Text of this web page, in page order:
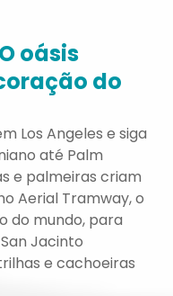
oásis
do
Los Angeles e siga
até Palm
e palmeiras criam
Aerial Tramway, o
do mundo, para
Jacinto
e cachoeiras